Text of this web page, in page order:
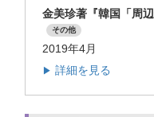
金美珍著『韓国「周
その他
2019年4月
▶ 詳細を見る